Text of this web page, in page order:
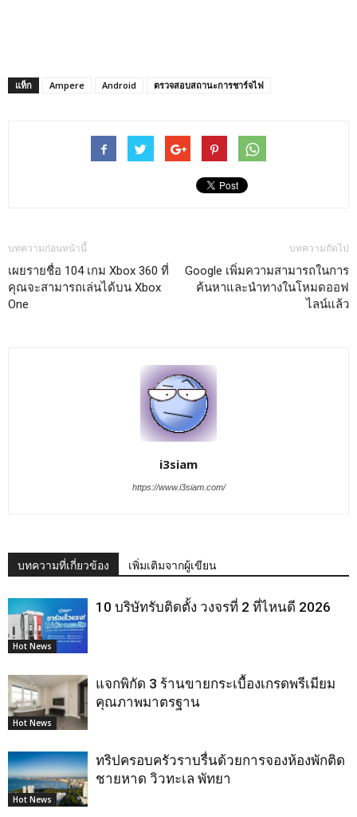
แท็ก Ampere Android ตรวจสอบสถานะการชาร์จไฟ
บทความก่อนหน้านี้
เผยรายชื่อ 104 เกม Xbox 360 ที่
คุณจะสามารถเล่นได้บน Xbox
One
บทความถัดไป
Google เพิ่มความสามารถในการ
ค้นหาและนำทางในโหมดออฟ
ไลน์แล้ว
i3siam
https://www.i3siam.com/
บทความที่เกี่ยวข้อง เพิ่มเติมจากผู้เขียน
Hot News
10 บริษัทรับติดตั้ง วงจรที่ 2 ที่ไหนดี 2026
Hot News
แจกพิกัด 3 ร้านขายกระเบื้องเกรดพรีเมียม
คุณภาพมาตรฐาน
Hot News
ทริปครอบครัวราบรื่นด้วยการจองห้องพักติด
ชายหาด วิวทะเล พัทยา